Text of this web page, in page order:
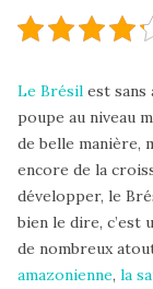
Le Brésil est sans
poupe au niveau
de belle manière,
encore de la
développer, le
bien le dire, c’est
de nombreux
amazonienne, la